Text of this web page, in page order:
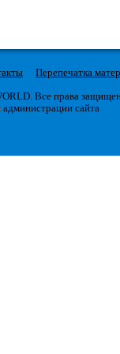
Перепечатка
Все права
сайта